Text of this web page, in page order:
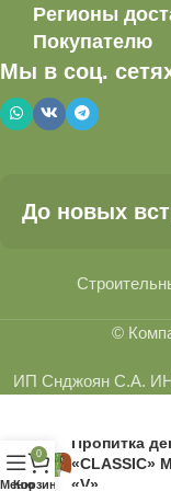
Регионы
Покупателю
Мы в соц.
До новых
©
ИП Снджоян С.А.
Пропитка
«CLASSIC»
«V»
Меню
0
Корзина